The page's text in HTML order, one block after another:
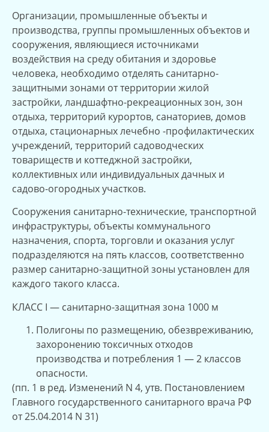
Организации, промышленные объекты и
производства, группы промышленных объектов и
сооружения, являющиеся источниками
воздействия на среду обитания и здоровье
человека, необходимо отделять санитарно-
защитными зонами от территории жилой
застройки, ландшафтно-рекреационных зон, зон
отдыха, территорий курортов, санаториев, домов
отдыха, стационарных лечебно -профилактических
учреждений, территорий садоводческих
товариществ и коттеджной застройки,
коллективных или индивидуальных дачных и
садово-огородных участков.
Сооружения санитарно-технические, транспортной
инфраструктуры, объекты коммунального
назначения, спорта, торговли и оказания услуг
подразделяются на пять классов, соответственно
размер санитарно-защитной зоны установлен для
каждого такого класса.
КЛАСС I — санитарно-защитная зона 1000 м
Полигоны по размещению, обезвреживанию,
захоронению токсичных отходов
производства и потребления 1 — 2 классов
опасности.
(пп. 1 в ред. Изменений N 4, утв. Постановлением
Главного государственного санитарного врача РФ
от 25.04.2014 N 31)